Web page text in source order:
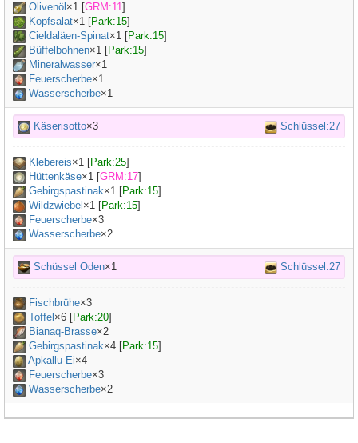
Olivenöl ×1 [GRM:11]
Kopfsalat×1 [Park:15]
Cieldaläen-Spinat×1 [Park:15]
Büffelbohnen×1 [Park:15]
Mineralwasser×1
Feuerscherbe×1
Wasserscherbe×1
Käserisotto×3 Schlüssel:27
Klebereis×1 [Park:25]
Hüttenkäse×1 [GRM:17]
Gebirgspastinak×1 [Park:15]
Wildzwiebel ×1 [Park:15]
Feuerscherbe×3
Wasserscherbe×2
Schüssel Oden×1 Schlüssel:27
Fischbrühe×3
Toffel ×6 [Park:20]
Bianaq-Brasse×2
Gebirgspastinak×4 [Park:15]
Apkallu-Ei×4
Feuerscherbe×3
Wasserscherbe×2